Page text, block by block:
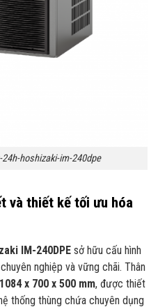
hoshizaki-im-240dpe
và thiết kế tối ưu hóa
IM-240DPE sở hữu cấu hình
nghiệp và vững chãi. Thân
1084 x 700 x 500 mm, được thiết
thống thùng chứa chuyên dụng